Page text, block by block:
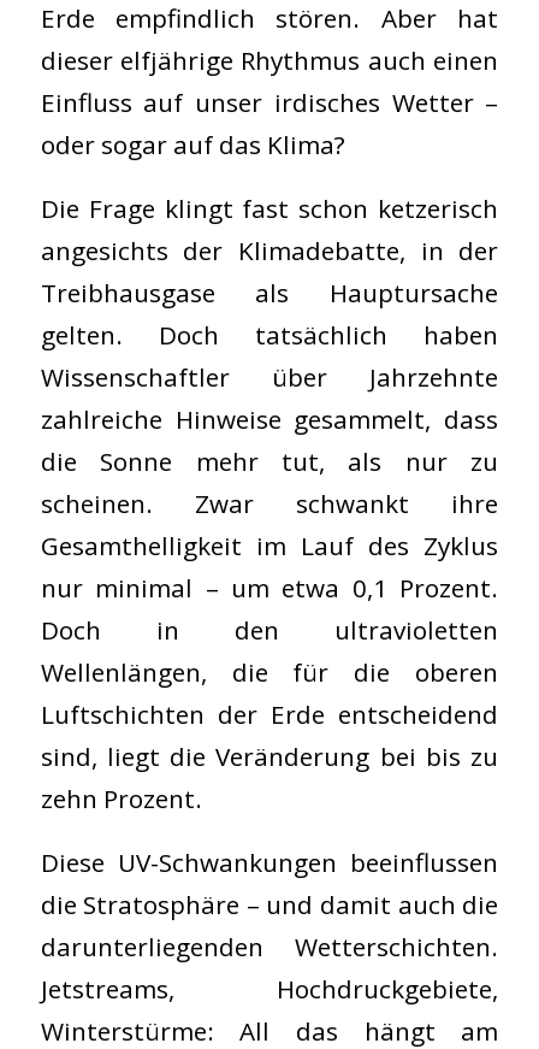
Erde empfindlich stören. Aber hat
dieser elfjährige Rhythmus auch einen
Einfluss auf unser irdisches Wetter –
oder sogar auf das Klima?
Die Frage klingt fast schon ketzerisch
angesichts der Klimadebatte, in der
Treibhausgase als Hauptursache
gelten. Doch tatsächlich haben
Wissenschaftler über Jahrzehnte
zahlreiche Hinweise gesammelt, dass
die Sonne mehr tut, als nur zu
scheinen. Zwar schwankt ihre
Gesamthelligkeit im Lauf des Zyklus
nur minimal – um etwa 0,1 Prozent.
Doch in den ultravioletten
Wellenlängen, die für die oberen
Luftschichten der Erde entscheidend
sind, liegt die Veränderung bei bis zu
zehn Prozent.
Diese UV-Schwankungen beeinflussen
die Stratosphäre – und damit auch die
darunterliegenden Wetterschichten.
Jetstreams, Hochdruckgebiete,
Winterstürme: All das hängt am